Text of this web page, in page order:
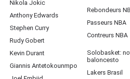
Nikola Jokic
Anthony Edwards
Stephen Curry
Rudy Gobert
Kevin Durant
Giannis Antetokounmpo
Rebondeurs
Passeurs NBA
Contreurs NBA
Solobasket:
baloncesto
Lakers Brasil